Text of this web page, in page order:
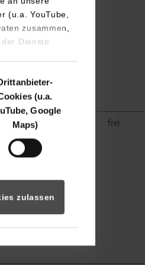
(u.a. YouTube,
zusammen,
Dienste
(u.a.
Google
Maps)
zulassen
frei